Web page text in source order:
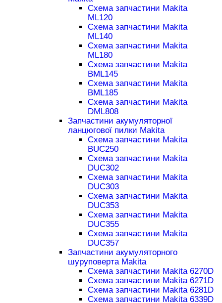
Схема запчастини Makita
ML120
Схема запчастини Makita
ML140
Схема запчастини Makita
ML180
Схема запчастини Makita
BML145
Схема запчастини Makita
BML185
Схема запчастини Makita
DML808
Запчастини акумуляторної
ланцюгової пилки Makita
Схема запчастини Makita
BUC250
Схема запчастини Makita
DUC302
Схема запчастини Makita
DUC303
Схема запчастини Makita
DUC353
Схема запчастини Makita
DUC355
Схема запчастини Makita
DUC357
Запчастини акумуляторного
шуруповерта Makita
Схема запчастини Makita 6270D
Схема запчастини Makita 6271D
Схема запчастини Makita 6281D
Схема запчастини Makita 6339D